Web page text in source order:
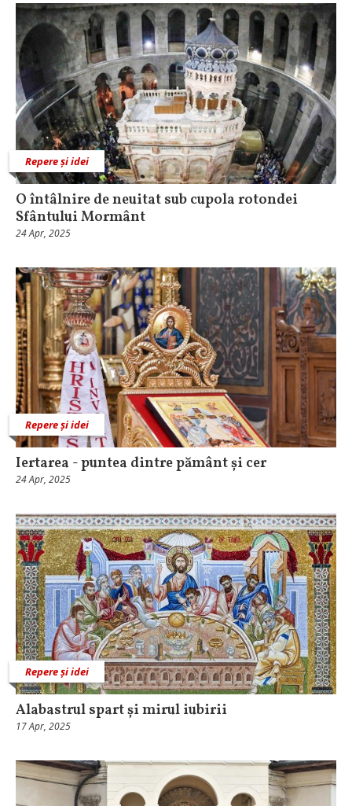
Repere și idei
O întâlnire de neuitat sub cupola rotondei
Sfântului Mormânt
24 Apr, 2025
Repere și idei
Iertarea - puntea dintre pământ și cer
24 Apr, 2025
Repere și idei
Alabastrul spart și mirul iubirii
17 Apr, 2025